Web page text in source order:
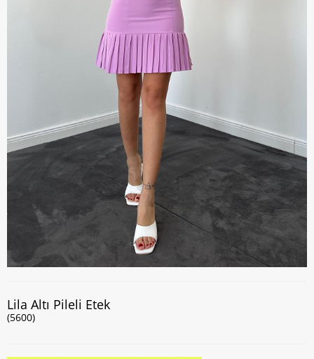
Lila Altı Pileli Etek
(5600)